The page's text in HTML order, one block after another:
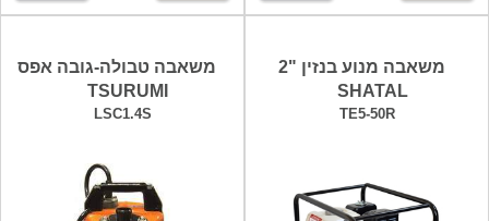
משאבה מנוע בנזין "2
SHATAL
TE5-50R
משאבה טבולה-גובה אפס
TSURUMI
LSC1.4S